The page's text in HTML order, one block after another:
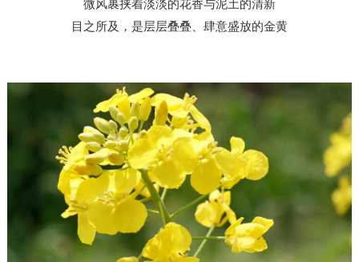
微风裹挟着淡淡的花香与泥土的清新
目之所及，是层层叠叠、肆意盛放的金黄